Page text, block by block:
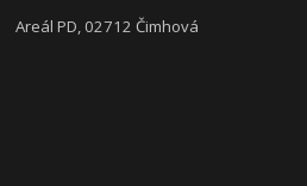
Areál PD, 02712 Čimhová